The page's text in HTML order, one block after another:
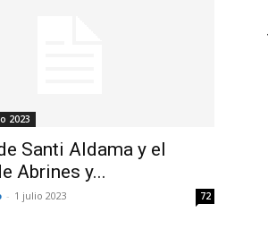
2023
Santi Aldama y el
Abrines y...
- 1 julio 2023 72